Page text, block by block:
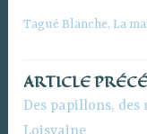
TaguéBlanche,La
Navigation
ARTICLE
Des papillons,